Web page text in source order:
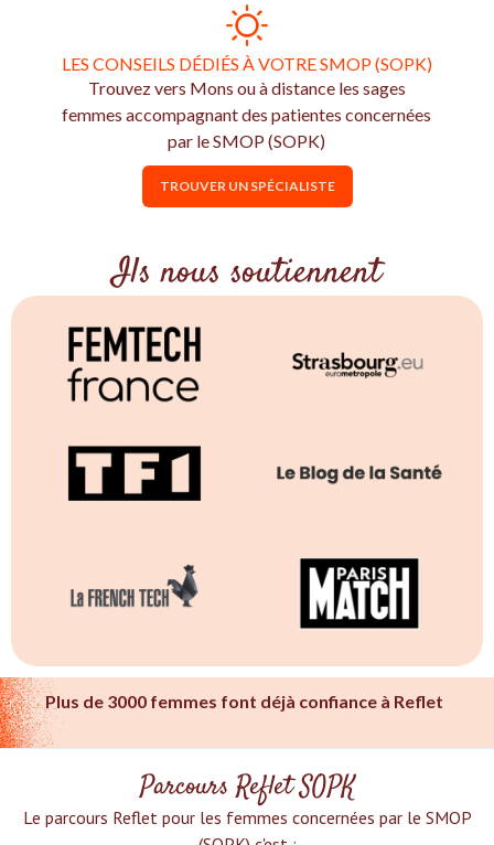
LES CONSEILS DÉDIÉS À VOTRE SMOP (SOPK)
Trouvez vers Mons ou à distance les sages
femmes accompagnant des patientes concernées
par le SMOP (SOPK)
TROUVER UN SPÉCIALISTE
Ils nous soutiennent
Plus de 3000 femmes font déjà confiance à Reflet
Parcours Reflet SOPK
Le parcours Reflet pour les femmes concernées par le SMOP